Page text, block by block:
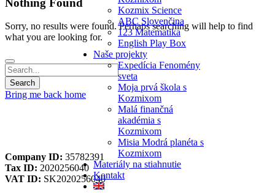
Kozmix Science
ABC Slovenčina
123 Matematika
English Play Box
Naše projekty
Expedícia Fenomény
sveta
Moja prvá škola s
Kozmixom
Malá finančná
akadémia s
Kozmixom
Misia Modrá planéta s
Kozmixom
Materiály na stiahnutie
Kontakt
Sorry, no results were found. Perhaps searching will help to find
what you are looking for.
Bring me back home
Company ID: 35782391
Tax ID: 2020256040
VAT ID: SK2020256040